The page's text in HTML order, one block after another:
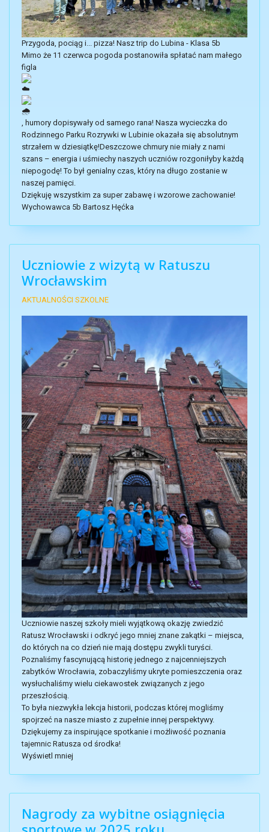
Przygoda, pociąg i... pizza! Nasz trip do Lubina - Klasa 5b
​Mimo że 11 czerwca pogoda postanowiła spłatać nam małego
figla
, humory dopisywały od samego rana! Nasza wycieczka do
Rodzinnego Parku Rozrywki w Lubinie okazała się absolutnym
strzałem w dziesiątkę!Deszczowe chmury nie miały z nami
szans – energia i uśmiechy naszych uczniów rozgoniłyby każdą
niepogodę! To był genialny czas, który na długo zostanie w
naszej pamięci.
​Dziękuję wszystkim za super zabawę i wzorowe zachowanie!
Wychowawca 5b Bartosz Hęćka
Uczniowie z wizytą w Ratuszu
Wrocławskim
AKTUALNOŚCI SZKOLNE
Uczniowie naszej szkoły mieli wyjątkową okazję zwiedzić
Ratusz Wrocławski i odkryć jego mniej znane zakątki – miejsca,
do których na co dzień nie mają dostępu zwykli turyści.
Poznaliśmy fascynującą historię jednego z najcenniejszych
zabytków Wrocławia, zobaczyliśmy ukryte pomieszczenia oraz
wysłuchaliśmy wielu ciekawostek związanych z jego
przeszłością.
To była niezwykła lekcja historii, podczas której mogliśmy
spojrzeć na nasze miasto z zupełnie innej perspektywy.
Dziękujemy za inspirujące spotkanie i możliwość poznania
tajemnic Ratusza od środka!
Wyświetl mniej
Nagrody za wybitne osiągnięcia